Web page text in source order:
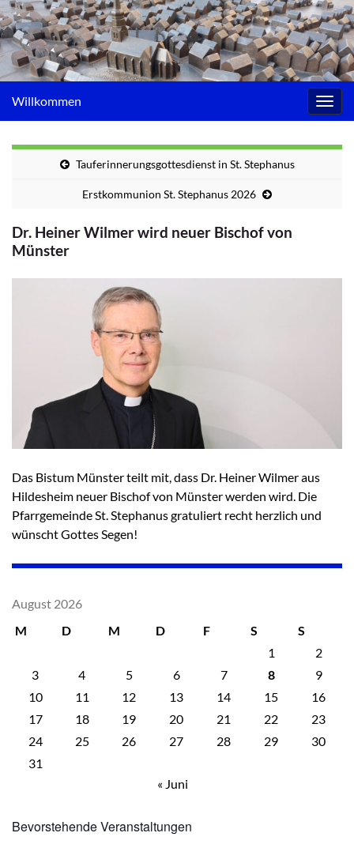
Willkommen
Tauferinnerungsgottesdienst in St. Stephanus
Erstkommunion St. Stephanus 2026
Dr. Heiner Wilmer wird neuer Bischof von
Münster
Das Bistum Münster teilt mit, dass Dr. Heiner Wilmer aus
Hildesheim neuer Bischof von Münster werden wird. Die
Pfarrgemeinde St. Stephanus gratuliert recht herzlich und
wünscht Gottes Segen!
August 2026
M
D M D F S
S
1
2
3
4 5 6 7 8
9
10
11 12 13 14 15
16
17
18 19 20 21 22
23
24
25 26 27 28 29
30
31
« Juni
Bevorstehende Veranstaltungen